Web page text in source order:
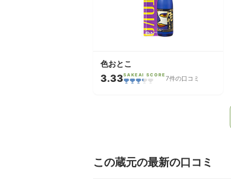
色おとこ
3.33SAKEAI SCORE 7件の口コミ
この蔵元の最新の口コミ